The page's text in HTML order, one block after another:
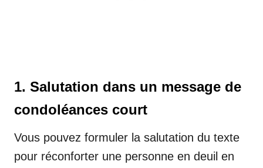
1. Salutation dans un message de
condoléances court
Vous pouvez formuler la salutation du texte
pour réconforter une personne en deuil en